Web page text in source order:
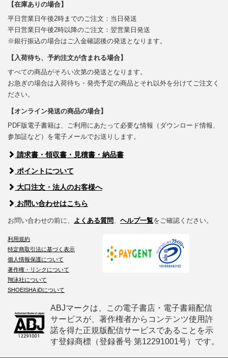
【在庫ありの場合】
平日営業日午後2時までのご注文：当日発送
平日営業日午後2時以降のご注文：翌営業日発送
※銀行振込の場合はご入金確認後の発送となります。
【入荷待ち、予約注文が含まれる場合】
すべての商品がそろい次第の発送となります。
お急ぎの場合は入荷待ち・発売予定の商品とそれ以外を分けてご注文く
ださい。
【オンライン発送の商品の場合】
PDF版電子書籍は、ご利用にあたって必要な情報（ダウンロード情報、
参加証など）を電子メールでお送りします。
請求書・領収書・見積書・納品書
ポイントについて
大口注文・法人のお客様へ
お問い合わせはこちら
お問い合わせの前に、 よくある質問、 ヘルプ一覧をご確認ください。
利用規約
特定商取引法に基づく表示
個人情報保護について
著作権・リンクについて
翔泳社について
SHOEISHA iDについて
ABJマークは、この電子書店・電子書籍配信
サービスが、著作権者からコンテンツ使用許
諾を得た正規版配信サービスであることを示
す登録商標（登録番号 第12291001号）です。